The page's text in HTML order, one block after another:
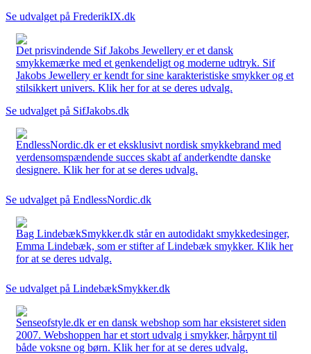
Se udvalget på FrederikIX.dk
Det prisvindende Sif Jakobs Jewellery er et dansk
smykkemærke med et genkendeligt og moderne udtryk. Sif
Jakobs Jewellery er kendt for sine karakteristiske smykker og et
stilsikkert univers. Klik her for at se deres udvalg.
Se udvalget på SifJakobs.dk
EndlessNordic.dk er et eksklusivt nordisk smykkebrand med
verdensomspændende succes skabt af anderkendte danske
designere. Klik her for at se deres udvalg.
Se udvalget på EndlessNordic.dk
Bag LindebækSmykker.dk står en autodidakt smykkedesinger,
Emma Lindebæk, som er stifter af Lindebæk smykker. Klik her
for at se deres udvalg.
Se udvalget på LindebækSmykker.dk
Senseofstyle.dk er en dansk webshop som har eksisteret siden
2007. Webshoppen har et stort udvalg i smykker, hårpynt til
både voksne og børn. Klik her for at se deres udvalg.